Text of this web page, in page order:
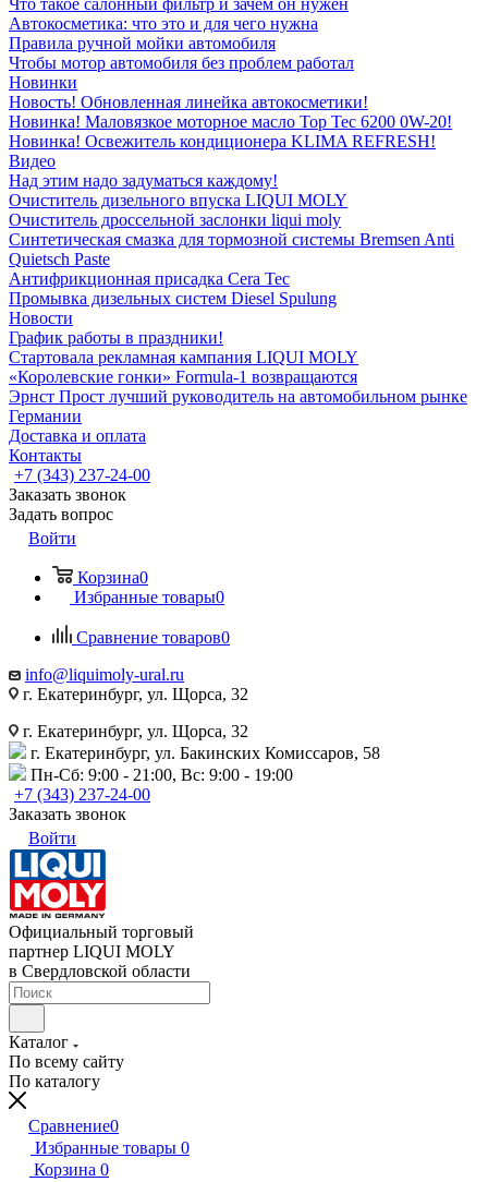
Что такое салонный фильтр и зачем он нужен
Автокосметика: что это и для чего нужна
Правила ручной мойки автомобиля
Чтобы мотор автомобиля без проблем работал
Новинки
Новость! Обновленная линейка автокосметики!
Новинка! Маловязкое моторное масло Top Tec 6200 0W-20!
Новинка! Освежитель кондиционера KLIMA REFRESH!
Видео
Над этим надо задуматься каждому!
Очиститель дизельного впуска LIQUI MOLY
Очиститель дроссельной заслонки liqui moly
Синтетическая смазка для тормозной системы Bremsen Anti
Quietsch Paste
Антифрикционная присадка Cera Tec
Промывка дизельных систем Diesel Spulung
Новости
График работы в праздники!
Стартовала рекламная кампания LIQUI MOLY
«Королевские гонки» Formula-1 возвращаются
Эрнст Прост лучший руководитель на автомобильном рынке
Германии
Доставка и оплата
Контакты
+7 (343) 237-24-00
Заказать звонок
Задать вопрос
Войти
Корзина0
Избранные товары0
Сравнение товаров0
info@liquimoly-ural.ru
г. Екатеринбург, ул. Щорса, 32
г. Екатеринбург, ул. Щорса, 32
г. Екатеринбург, ул. Бакинских Комиссаров, 58
Пн-Сб: 9:00 - 21:00, Вс: 9:00 - 19:00
+7 (343) 237-24-00
Заказать звонок
Войти
Официальный торговый
партнер LIQUI MOLY
в Свердловской области
Каталог
По всему сайту
По каталогу
Сравнение0
Избранные товары 0
Корзина 0